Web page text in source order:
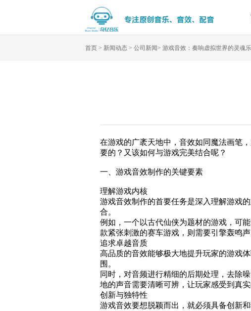
首页 > 新闻动态 > 公司新闻> 游戏音效：奏响虚拟世界的灵魂
在游戏的广袤天地中，音效如同魔法画笔
要的？又该如何与游戏完美结合呢？
一、游戏音效制作的关键要素
理解游戏内核
游戏音效制作的首要任务是深入理解游戏
合。
例如，一个以古代仙侠为题材的游戏，可
款紧张刺激的赛车游戏，则需要引擎轰鸣
追求卓越音质
高品质的音效能够极大地提升玩家的游戏
围。
同时，对音频进行精细的后期处理，去除
地的声音需要清晰可辨，让玩家感受到真实
创新与独特性
游戏音效要想脱颖而出，就必须具备创新